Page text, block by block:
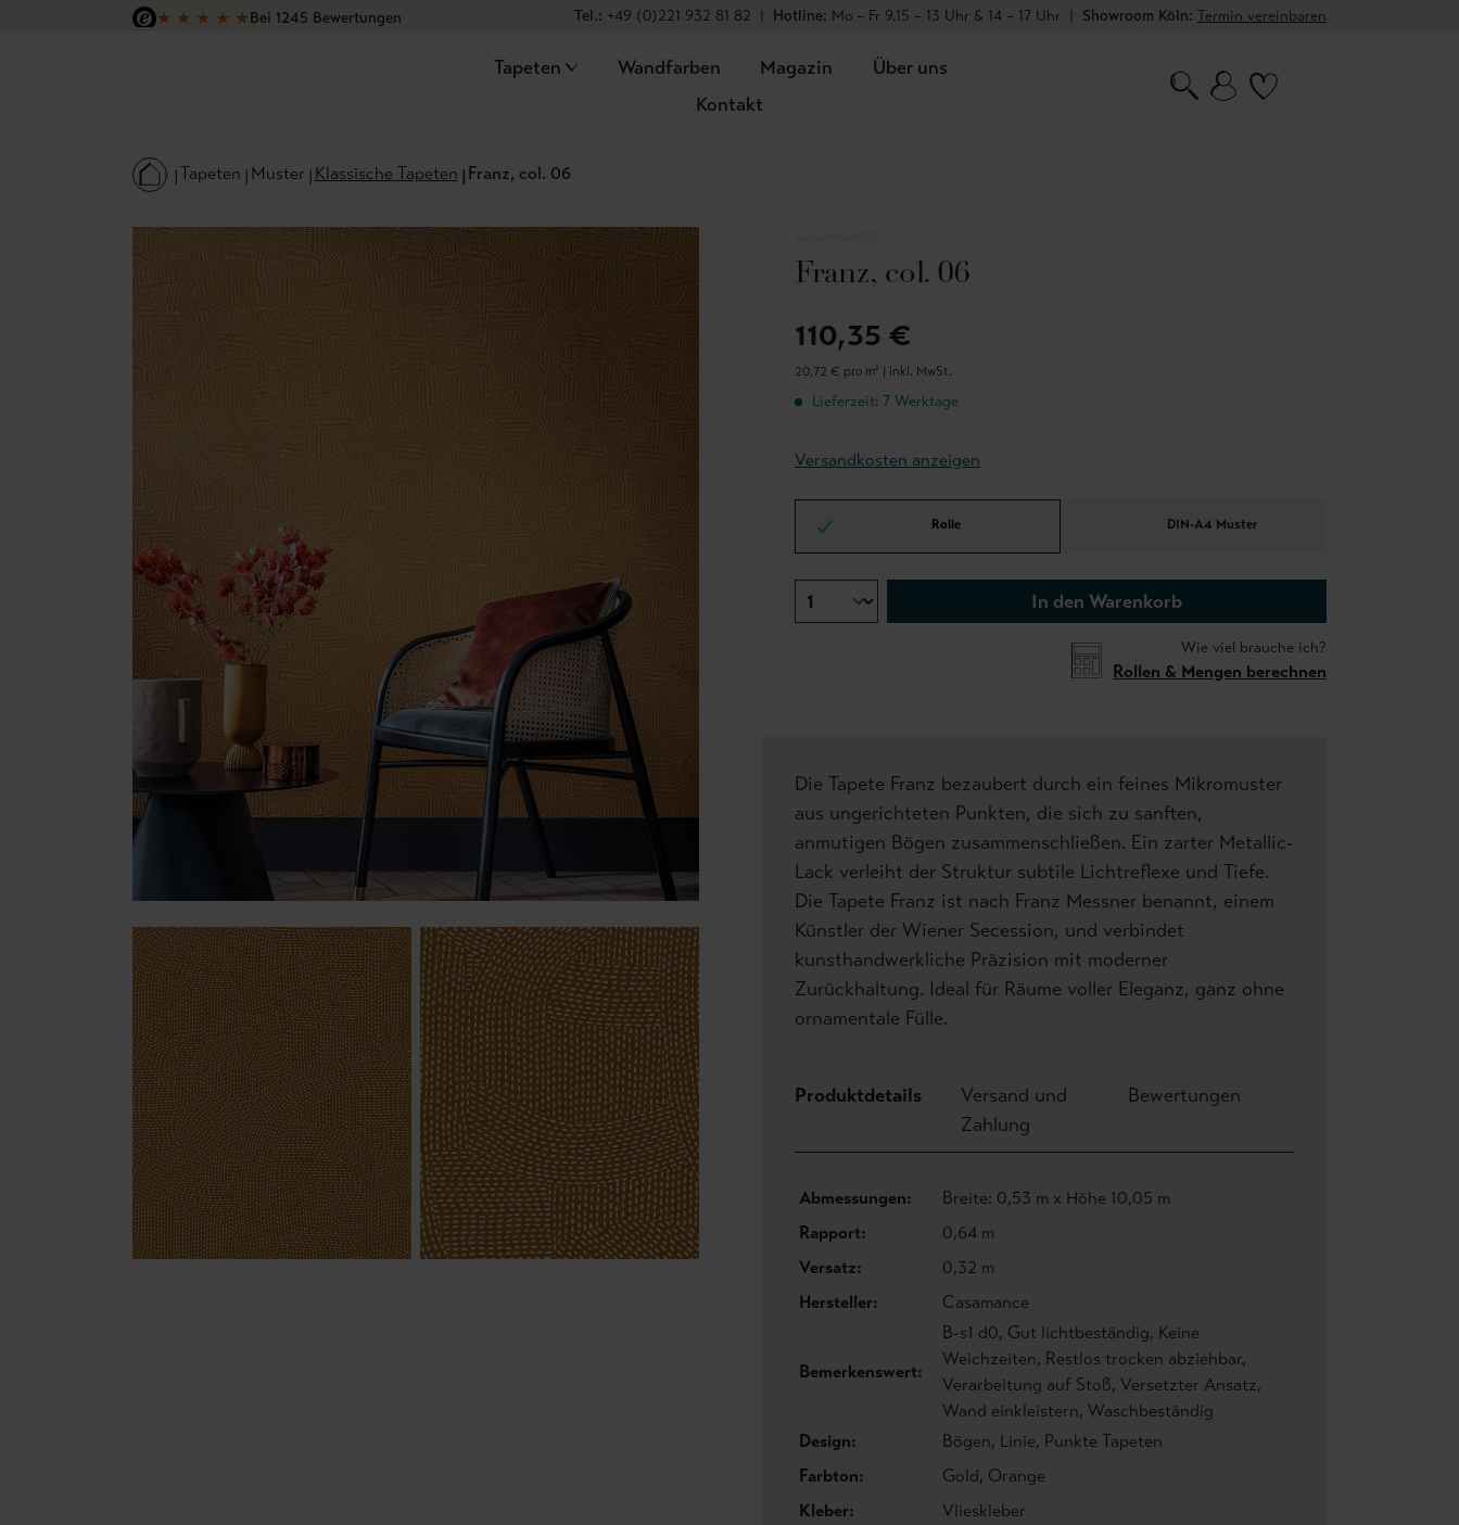
Hauptinhalt springen
Zur Suche springen
Zur Hauptnavigation springen
★ ★ ★ ★ ★Bei 1245 Bewertungen
Tel.: +49 (0)221 932 81 82 | Hotline: Mo – Fr 9.15 – 13 Uhr & 14 – 17 Uhr | Showroom Köln: Termin vereinbaren
Tapeten Wandfarben Magazin
Über uns
Kontakt
Tapeten Muster Klassische Tapeten Franz, col. 06
Franz, col. 06
110,35 €
20,72 € pro m² | inkl. MwSt.
Lieferzeit: 7 Werktage
Versandkosten anzeigen
Rolle DIN-A4 Muster
In den Warenkorb
Wie viel brauche ich?
Rollen & Mengen berechnen
Die Tapete Franz bezaubert durch ein feines Mikromuster
aus ungerichteten Punkten, die sich zu sanften,
anmutigen Bögen zusammenschließen. Ein zarter Metallic-
Lack verleiht der Struktur subtile Lichtreflexe und Tiefe.
Die Tapete Franz ist nach Franz Messner benannt, einem
Künstler der Wiener Secession, und verbindet
kunsthandwerkliche Präzision mit moderner
Zurückhaltung. Ideal für Räume voller Eleganz, ganz ohne
ornamentale Fülle.
Produktdetails
Versand und
Zahlung
Bewertungen
Abmessungen:
Breite: 0,53 m x Höhe 10,05 m
Rapport:
0,64 m
Versatz:
0,32 m
Hersteller:
Casamance
Bemerkenswert:
B-s1 d0, Gut lichtbeständig, Keine
Weichzeiten, Restlos trocken abziehbar,
Verarbeitung auf Stoß, Versetzter Ansatz,
Wand einkleistern, Waschbeständig
Design:
Bögen, Linie, Punkte Tapeten
Farbton:
Gold, Orange
Kleber:
Vlieskleber